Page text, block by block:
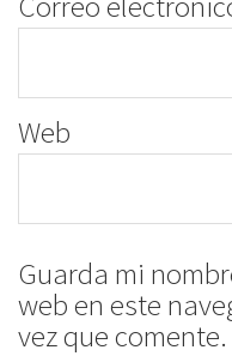
Web
Guarda mi
web en este
vez que comente.